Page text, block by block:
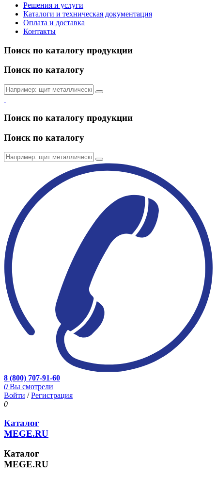
Решения и услуги
Каталоги и техническая документация
Оплата и доставка
Контакты
Поиск по каталогу продукции
Поиск по каталогу
Поиск по каталогу продукции
Поиск по каталогу
8 (800) 707-91-60
0 Вы смотрели
Войти /Регистрация
0
Каталог
MEGE.RU
Каталог
MEGE.RU